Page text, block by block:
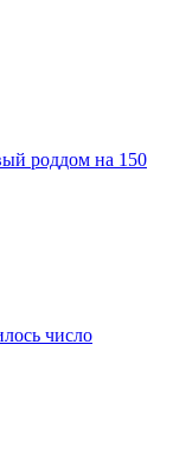
роддом на 150
число